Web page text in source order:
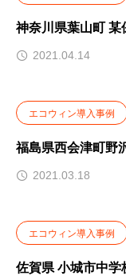
神奈川県葉山町 某
2021.04.14
エコウィン導入事例
福島県西会津町野
2021.03.18
エコウィン導入事例
佐賀県 小城市中学